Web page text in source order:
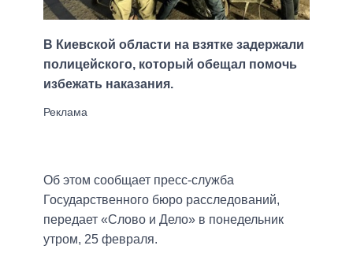
В Киевской области на взятке задержали
полицейского, который обещал помочь
избежать наказания.
Об этом сообщает пресс-служба
Государственного бюро расследований,
передает «Слово и Дело» в понедельник
утром, 25 февраля.